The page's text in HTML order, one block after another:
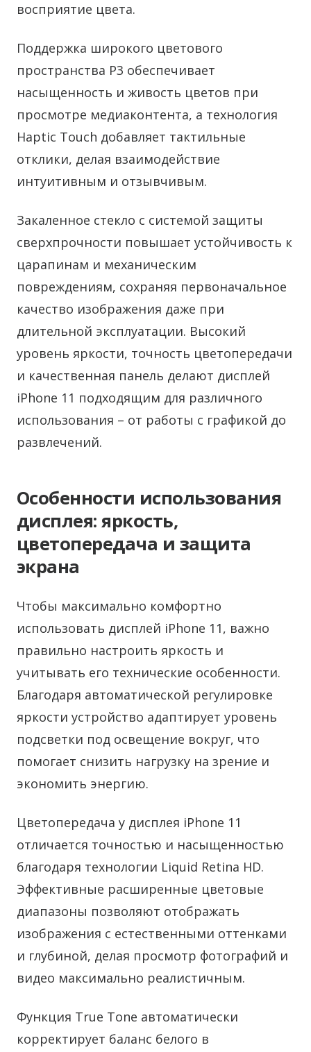
восприятие цвета.
Поддержка широкого цветового
пространства P3 обеспечивает
насыщенность и живость цветов при
просмотре медиаконтента, а технология
Haptic Touch добавляет тактильные
отклики, делая взаимодействие
интуитивным и отзывчивым.
Закаленное стекло с системой защиты
сверхпрочности повышает устойчивость к
царапинам и механическим
повреждениям, сохраняя первоначальное
качество изображения даже при
длительной эксплуатации. Высокий
уровень яркости, точность цветопередачи
и качественная панель делают дисплей
iPhone 11 подходящим для различного
использования – от работы с графикой до
развлечений.
Особенности использования
дисплея: яркость,
цветопередача и защита
экрана
Чтобы максимально комфортно
использовать дисплей iPhone 11, важно
правильно настроить яркость и
учитывать его технические особенности.
Благодаря автоматической регулировке
яркости устройство адаптирует уровень
подсветки под освещение вокруг, что
помогает снизить нагрузку на зрение и
экономить энергию.
Цветопередача у дисплея iPhone 11
отличается точностью и насыщенностью
благодаря технологии Liquid Retina HD.
Эффективные расширенные цветовые
диапазоны позволяют отображать
изображения с естественными оттенками
и глубиной, делая просмотр фотографий и
видео максимально реалистичным.
Функция True Tone автоматически
корректирует баланс белого в